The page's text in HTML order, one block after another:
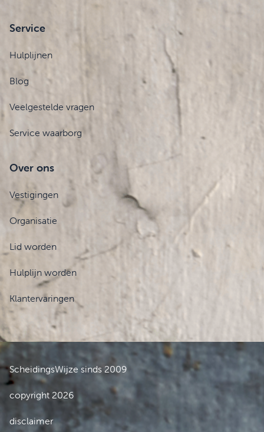
Service
Hulplijnen
Blog
Veelgestelde vragen
Service waarborg
Over ons
Vestigingen
Organisatie
Lid worden
Hulplijn worden
Klantervaringen
ScheidingsWijze sinds 2009
copyright 2026
disclaimer